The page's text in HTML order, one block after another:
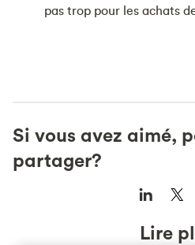
pas trop pour les achats
Si vous avez aimé,
partager?
Lire